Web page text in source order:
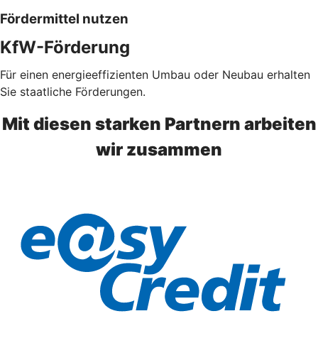
Fördermittel nutzen
KfW-Förderung
Für einen energieeffizienten Umbau oder Neubau erhalten
Sie staatliche Förderungen.
Mit diesen starken Partnern arbeiten
wir zusammen